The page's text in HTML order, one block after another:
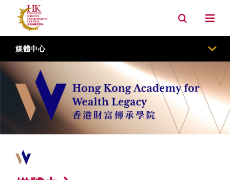
資產管理
環境, 社會及管治
媒體中心